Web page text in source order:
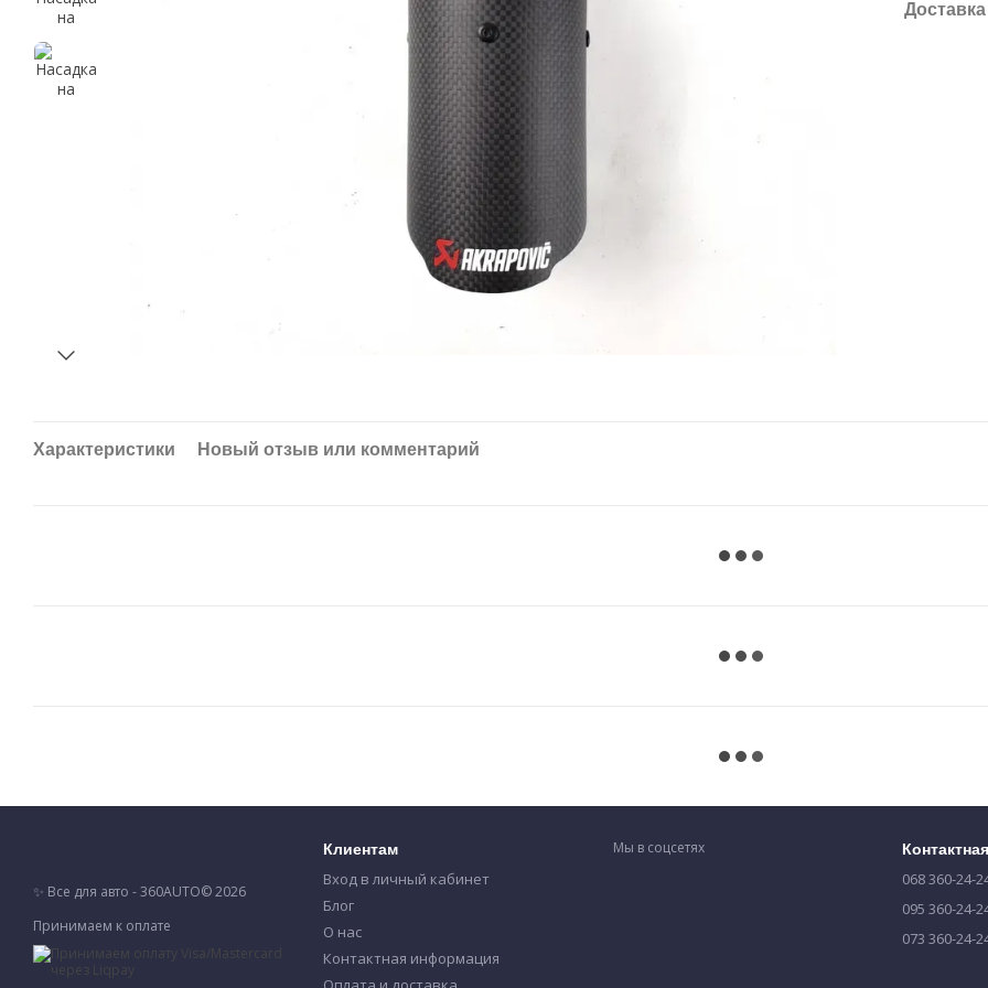
Доставка
Характеристики Новый отзыв или комментарий
✨ Все для авто - 360AUTO© 2026
Принимаем к оплате
Клиентам
Вход в личный кабинет
Блог
О нас
Контактная информация
Мы в соцсетях
068 360-24-
095 360-24-
073 360-24-